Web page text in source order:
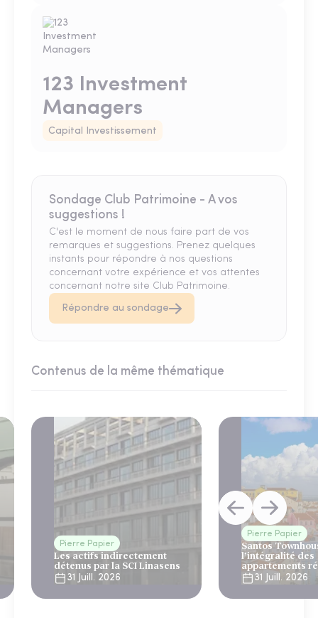
123 Investment
Managers
Capital Investissement
Sondage Club Patrimoine - A vos
suggestions !
C'est le moment de nous faire part de vos
remarques et suggestions. Prenez quelques
instants pour répondre à nos questions
concernant votre expérience et vos attentes
concernant notre site Club Patrimoine.
Répondre au sondage
Contenus de la même thématique
Pierre Papier
Les actifs indirectement
détenus par la SCI Linasens
31 Juill. 2026
Pierre Papier
Santos
l’intégralité des
appartements
Lisbonne
31 Juill. 2026